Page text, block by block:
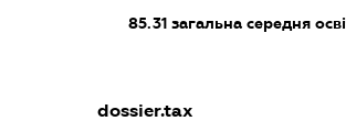
85.31загальна середня
dossier.tax